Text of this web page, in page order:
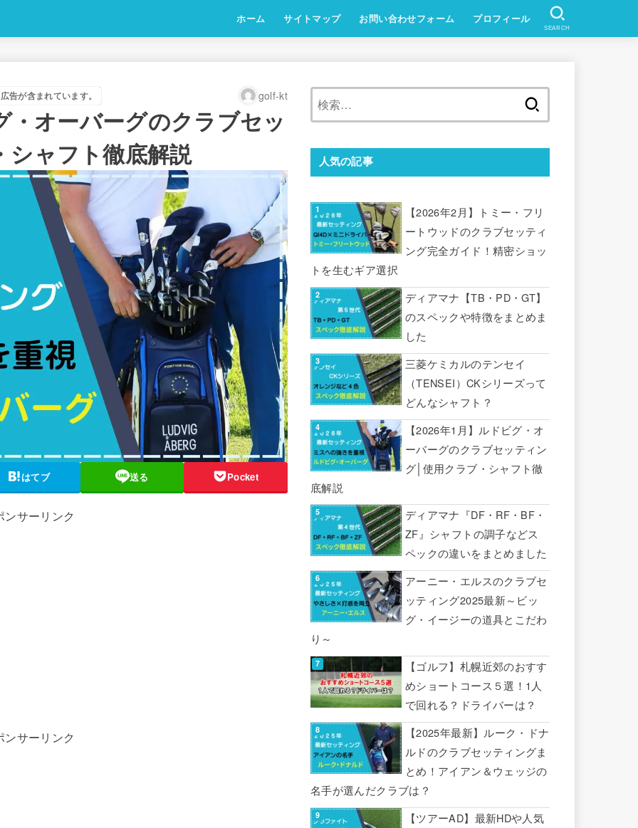
ホーム サイトマップ お問い合わせフォーム プロフィール
SEARCH
告が含まれています。 golf-kt
・オーバーグのクラブセッ
ャフト徹底解説
はてブ 送る Pocket
ンサーリンク
ンサーリンク
人気の記事
【2026年2月】トミー・フリ
ートウッドのクラブセッティ
ング完全ガイド！精密ショッ
トを生むギア選択
ディアマナ【TB・PD・GT】
のスペックや特徴をまとめま
した
三菱ケミカルのテンセイ
（TENSEI）CKシリーズって
どんなシャフト？
【2026年1月】ルドビグ・オ
ーバーグのクラブセッティン
グ│使用クラブ・シャフト徹
底解説
ディアマナ『DF・RF・BF・
ZF』シャフトの調子などス
ペックの違いをまとめました
アーニー・エルスのクラブセ
ッティング2025最新～ビッ
グ・イージーの道具とこだわ
り～
【ゴルフ】札幌近郊のおすす
めショートコース５選！1人
で回れる？ドライバーは？
【2025年最新】ルーク・ドナ
ルドのクラブセッティングま
とめ！アイアン＆ウェッジの
名手が選んだクラブは？
【ツアーAD】最新HDや人気